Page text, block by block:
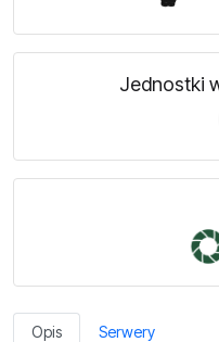
Jednostki
Opis Serwery